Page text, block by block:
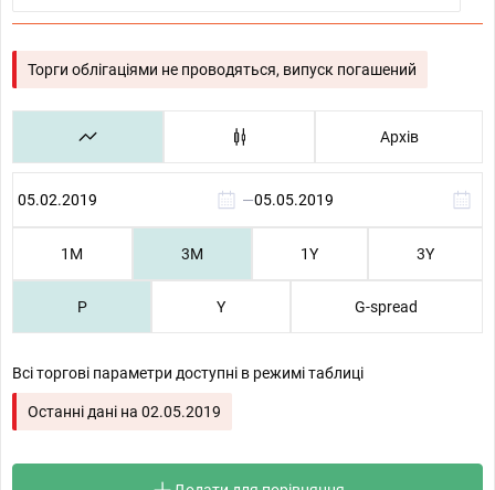
Торги облігаціями не проводяться, випуск погашений
Архів
—
1М 3М 1Y 3Y
P Y G-spread
Всі торгові параметри доступні в режимі таблиці
Останні дані на 02.05.2019